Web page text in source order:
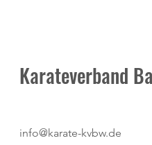
Karateverband
info@karate-kvbw.de